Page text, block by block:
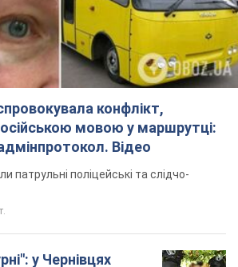
конфлікт,
мовою у маршрутці:
Відео
патрульні поліцейські та слідчо-
у Чернівцях